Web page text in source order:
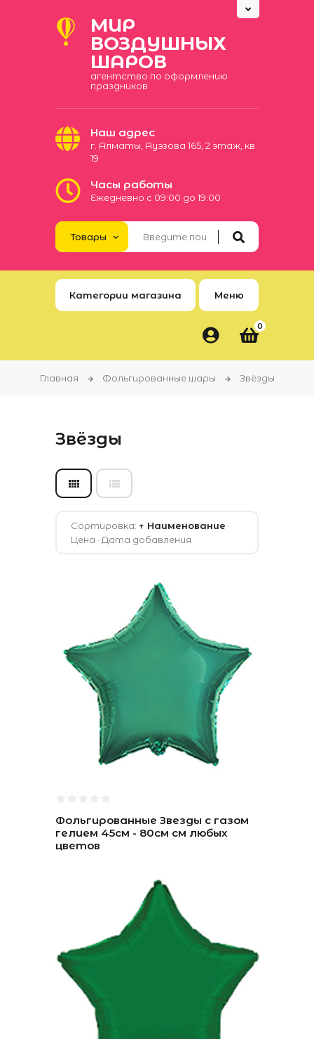
МИР
ВОЗДУШНЫХ
ШАРОВ
агентство по оформлению
праздников
Наш адрес
​г. Алматы, Ауэзова 165​, 2 этаж, кв
19
Часы работы
Ежедневно с 09:00 до 19:00
Категории магазина Меню
0
Главная Фольгированные шары Звёзды
Звёзды
Сортировка: ↑ Наименование ·
Цена · Дата добавления
Фольгированные Звезды с газом
гелием 45см - 80см см любых
цветов